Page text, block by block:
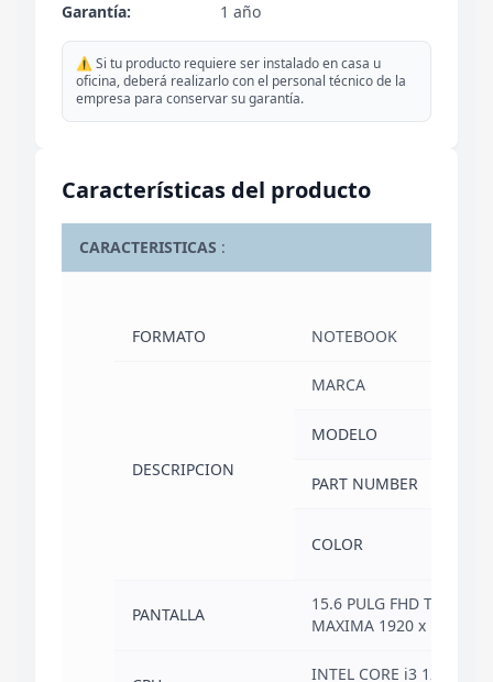
Garantía:
1 año
⚠️ Si tu producto requiere ser instalado en casa u
oficina, deberá realizarlo con el personal técnico de la
empresa para conservar su garantía.
Características del producto
CARACTERISTICAS :
FORMATO NOTEBOOK
DESCRIPCION
MARCA
MODELO
PART NUMBER
COLOR
PANTALLA
15.6 PULG FHD TN
MAXIMA 1920 x 1080
INTEL CORE i3 1215U